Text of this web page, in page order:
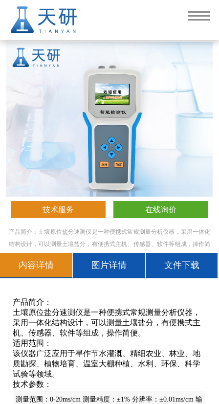
土壤温湿度盐分PH检测仪(TY-YF)
技术服务 在线询价
产品简介：土壤原位盐分速测仪是一种便携式常规测量分析仪器，采用一体化
结构设计，可以测量土壤盐分，有便携式主机、传感器、软件等组成，操作简
探、植物培育、温室大棚种植、水利、环保、科学试验等领域。技术参数：测
内容详情 图片详情 文件下载
产品简介：
土壤原位盐分速测仪是一种便携式常规测量分析仪器，
采用一体化结构设计，可以测量土壤盐分，有便携式主
机、传感器、软件等组成，操作简便。
适用范围：
该仪器广泛应用于旱作节水灌溉、精细农业、林业、地
质勘探、植物培育、温室大棚种植、水利、环保、科学
试验等领域。
技术参数：
测量范围：0-20ms/cm 测量精度：±1% 分辨率：±0.01ms/cm 输